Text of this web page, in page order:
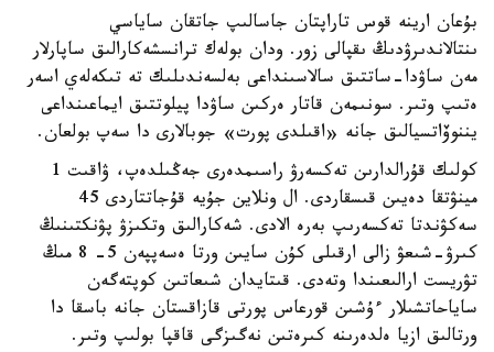
بۇعان ارينە قوس تاراپتان جاسالىپ جاتقان ساياسي
ىنتالاندىرۋدىڭ ىقپالى زور. ودان بولەك ترانسشەكارالىق ساپارلار
مەن ساۋدا-ساتتىق سالاسىنداعى بەلسەندىلىك تە تىكەلەي اسەر
ەتىپ وتىر. سونىمەن قاتار ەركىن ساۋدا پيلوتتىق ايماعىنداعى
يننوۆاتسيالىق جانە «اقىلدى پورت» جوبالارى دا سەپ بولعان.
كولىك قۇرالدارىن تەكسەرۋ راسىمدەرى جەڭىلدەپ، ۋاقىت 1
مينۋتقا دەيىن قىسقاردى. ال ونلاين جۇيە قۇجاتتاردى 45
سەكۋندتا تەكسەرىپ بەرە الادى. شەكارالىق وتكىزۋ پۋنكتىنىڭ
كىرۋ-شىعۋ زالى ارقىلى كۇن سايىن ورتا ەسەپپەن 5- 8 مىڭ
تۋريست ارالىعىندا وتەدى. قىتايدان شىعاتىن كوپتەگەن
ساياحاتشىلار ءۇشىن قورعاس پورتى قازاقستان جانە باسقا دا
ورتالىق ازيا ەلدەرىنە كىرەتىن نەگىزگى قاقپا بولىپ وتىر.